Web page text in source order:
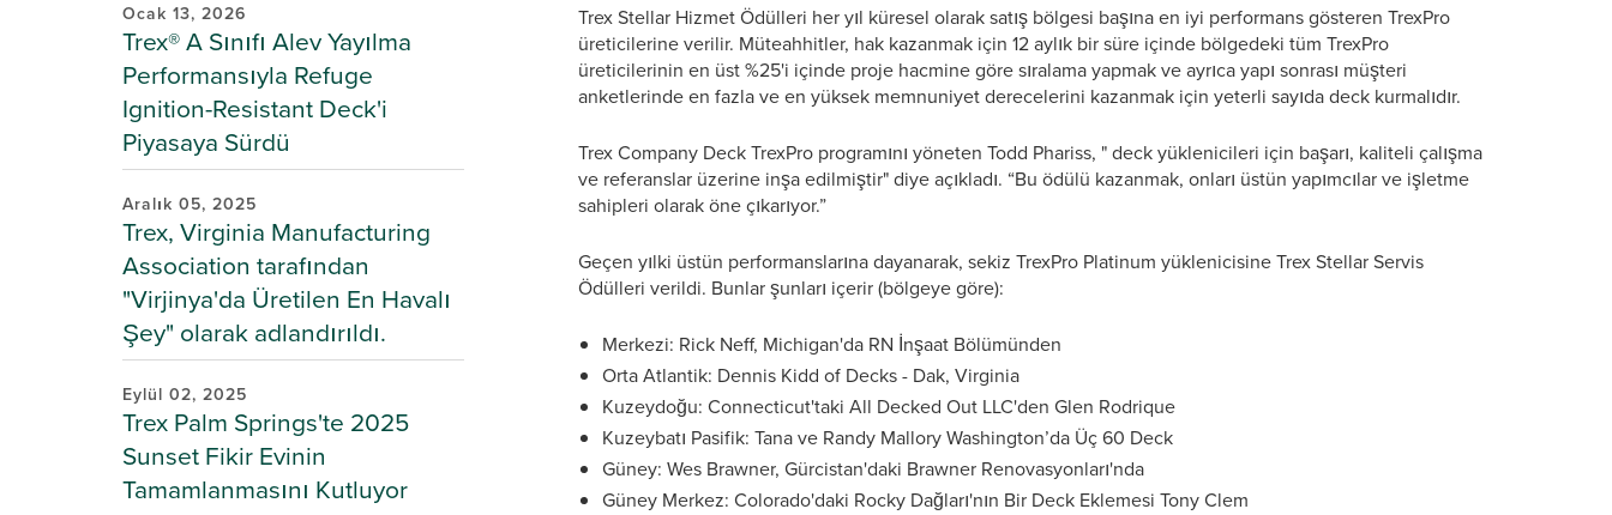
Ocak 13, 2026
Trex® A Sınıfı Alev Yayılma
Performansıyla Refuge
Ignition-Resistant Deck'i
Piyasaya Sürdü
Aralık 05, 2025
Trex, Virginia Manufacturing
Association tarafından
"Virjinya'da Üretilen En Havalı
Şey" olarak adlandırıldı.
Eylül 02, 2025
Trex Palm Springs'te 2025
Sunset Fikir Evinin
Tamamlanmasını Kutluyor
Trex Stellar Hizmet Ödülleri her yıl küresel olarak satış bölgesi başına en iyi performans gösteren TrexPro
üreticilerine verilir. Müteahhitler, hak kazanmak için 12 aylık bir süre içinde bölgedeki tüm TrexPro
üreticilerinin en üst %25'i içinde proje hacmine göre sıralama yapmak ve ayrıca yapı sonrası müşteri
anketlerinde en fazla ve en yüksek memnuniyet derecelerini kazanmak için yeterli sayıda deck kurmalıdır.
Trex Company Deck TrexPro programını yöneten Todd Phariss, " deck yüklenicileri için başarı, kaliteli çalışma
ve referanslar üzerine inşa edilmiştir" diye açıkladı. “Bu ödülü kazanmak, onları üstün yapımcılar ve işletme
sahipleri olarak öne çıkarıyor.”
Geçen yılki üstün performanslarına dayanarak, sekiz TrexPro Platinum yüklenicisine Trex Stellar Servis
Ödülleri verildi. Bunlar şunları içerir (bölgeye göre):
Merkezi: Rick Neff, Michigan'da RN İnşaat Bölümünden
Orta Atlantik: Dennis Kidd of Decks - Dak, Virginia
Kuzeydoğu: Connecticut'taki All Decked Out LLC'den Glen Rodrique
Kuzeybatı Pasifik: Tana ve Randy Mallory Washington’da Üç 60 Deck
Güney: Wes Brawner, Gürcistan'daki Brawner Renovasyonları'nda
Güney Merkez: Colorado'daki Rocky Dağları'nın Bir Deck Eklemesi Tony Clem